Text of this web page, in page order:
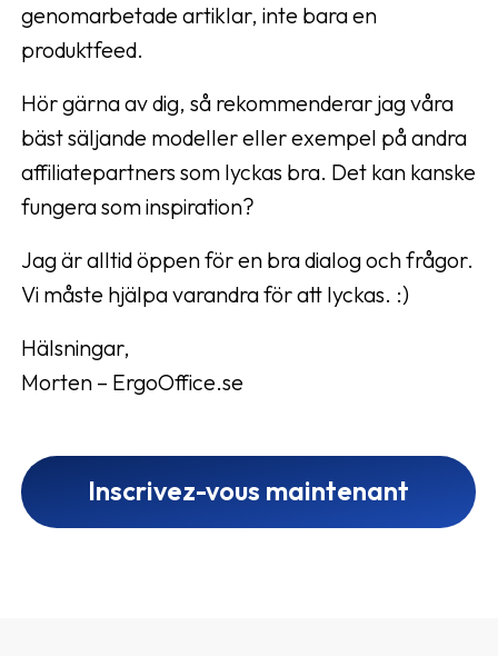
genomarbetade artiklar, inte bara en
produktfeed.
Hör gärna av dig, så rekommenderar jag våra
bäst säljande modeller eller exempel på andra
affiliatepartners som lyckas bra. Det kan kanske
fungera som inspiration?
Jag är alltid öppen för en bra dialog och frågor.
Vi måste hjälpa varandra för att lyckas. :)
Hälsningar,
Morten – ErgoOffice.se
Inscrivez-vous maintenant